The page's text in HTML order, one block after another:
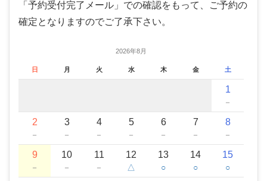
「予約受付完了メール」での確認をもって、ご予約の
確定となりますのでご了承下さい。
2026年8月
日 月 火 水 木 金 土
1
－
2
－
3
－
4
－
5
－
6
－
7
－
8
－
9
－
10
－
11
－
12
△
13
○
14
○
15
○